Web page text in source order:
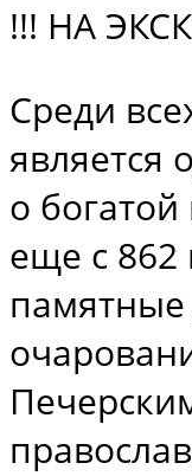
!!! НА
Среди
является
о
еще с 862
памятные